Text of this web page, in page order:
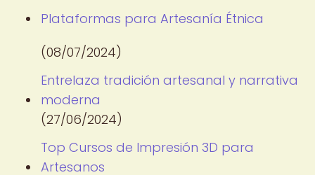
Plataformas para Artesanía Étnica
(08/07/2024)
Entrelaza tradición artesanal y narrativa
moderna
(27/06/2024)
Top Cursos de Impresión 3D para
Artesanos